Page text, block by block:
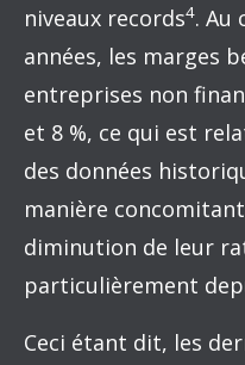
niveaux records4. Au
années, les marges
entreprises non
et 8 %, ce qui est
des données
manière
diminution de leur
particulièrement
Ceci étant dit, les